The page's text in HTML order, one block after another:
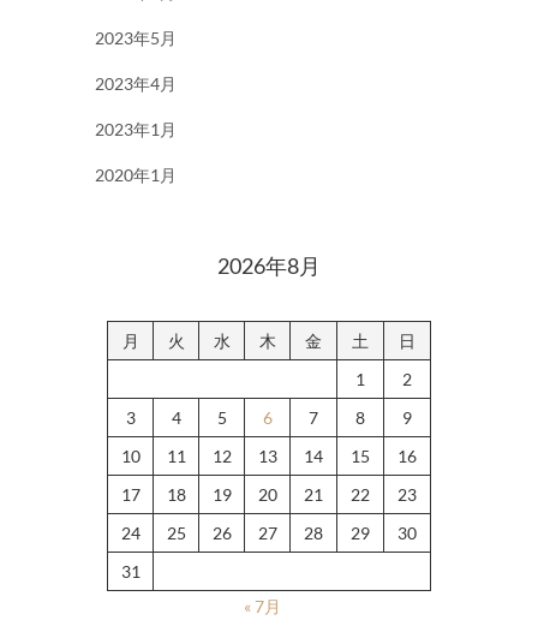
2023年5月
2023年4月
2023年1月
2020年1月
2026年8月
月 火 水 木 金 土
日
1
2
3
4 5 6 7 8
9
10
11 12 13 14 15
16
17
18 19 20 21 22
23
24
25 26 27 28 29
30
31
« 7月